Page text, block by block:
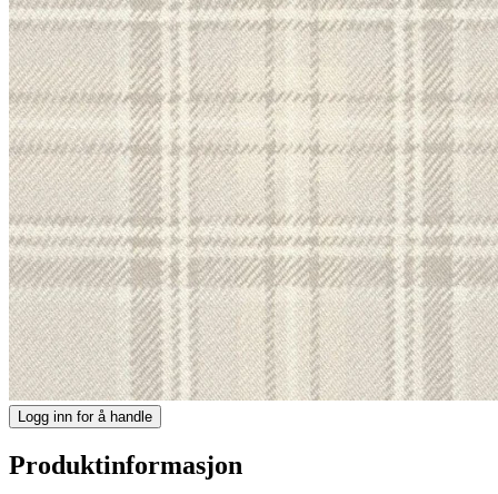
Logg inn for å handle
Produktinformasjon